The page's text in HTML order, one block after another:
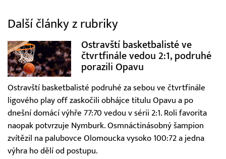
Další články z rubriky
Ostravští basketbalisté ve
čtvrtfinále vedou 2:1, podruhé
porazili Opavu
Ostravští basketbalisté podruhé za sebou ve čtvrtfinále
ligového play off zaskočili obhájce titulu Opavu a po
dnešní domácí výhře 77:70 vedou v sérii 2:1. Roli favorita
naopak potvrzuje Nymburk. Osmnáctinásobný šampion
zvítězil na palubovce Olomoucka vysoko 100:72 a jedna
výhra ho dělí od postupu.